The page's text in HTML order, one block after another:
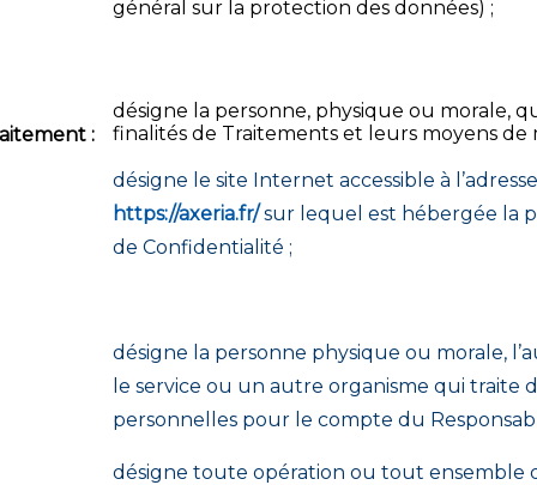
général sur la protection des données) ;
:
désigne la personne, physique ou morale,
finalités de Traitements et leurs moyens
désigne le site Internet accessible à
https://axeria.fr/sur lequel est hébergée la
de Confidentialité ;
désigne la personne physique ou morale,
le service ou un autre organisme qui traite
personnelles pour le compte du
désigne toute opération ou tout ensemble